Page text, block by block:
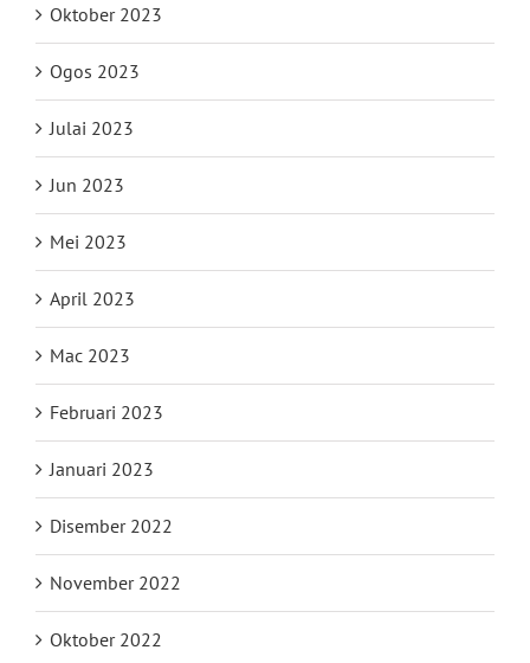
Oktober 2023
Ogos 2023
Julai 2023
Jun 2023
Mei 2023
April 2023
Mac 2023
Februari 2023
Januari 2023
Disember 2022
November 2022
Oktober 2022